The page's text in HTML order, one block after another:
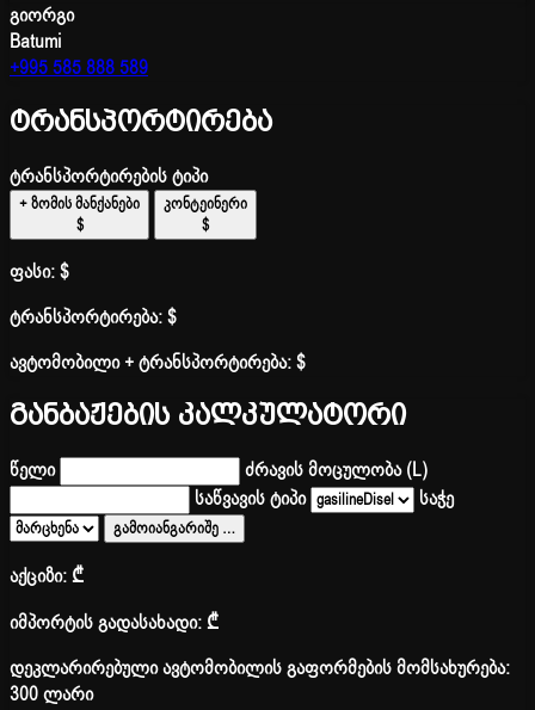
გიორგი
Batumi
+995 585 888 589
ტრანსპორტირება
ტრანსპორტირების ტიპი
+ ზომის მანქანები
$
კონტეინერი
$
ფასი:$
ტრანსპორტირება:$
ავტომობილი + ტრანსპორტირება:$
განბაჟების კალკულატორი
წელი
ძრავის მოცულობა (L)
საწვავის ტიპი
საჭე
გამოიანგარიშე …
აქციზი:₾
იმპორტის გადასახადი:₾
დეკლარირებული ავტომობილის გაფორმების მომსახურება:
300 ლარი